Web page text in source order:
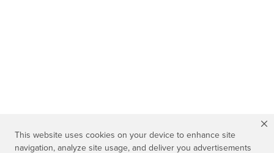
This website uses cookies on your device to enhance site
navigation, analyze site usage, and deliver you advertisements